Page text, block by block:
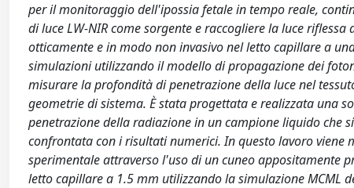
per il monitoraggio dell'ipossia fetale in tempo reale,
di luce LW-NIR come sorgente e raccogliere la luce
otticamente e in modo non invasivo nel letto capillare a
simulazioni utilizzando il modello di propagazione dei
misurare la profondità di penetrazione della luce nel
geometrie di sistema. È stata progettata e realizzata una
penetrazione della radiazione in un campione liquido che
confrontata con i risultati numerici. In questo lavoro
sperimentale attraverso l'uso di un cuneo appositamente
letto capillare a 1.5 mm utilizzando la simulazione MCML